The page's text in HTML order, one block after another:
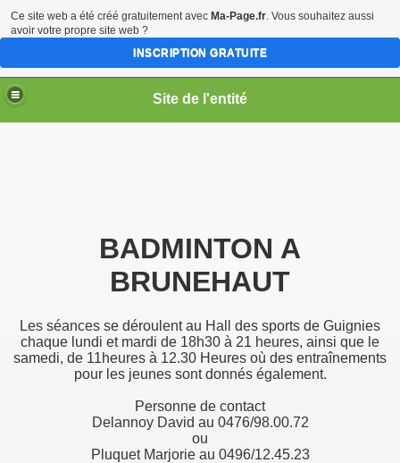
Site de l'entité
BADMINTON A
BRUNEHAUT
Les séances se déroulent au Hall des sports de Guignies
chaque lundi et mardi de 18h30 à 21 heures, ainsi que le
samedi, de 11heures à 12.30 Heures où des entraînements
pour les jeunes sont donnés également.
Personne de contact
Delannoy David au 0476/98.00.72
ou
Pluquet Marjorie au 0496/12.45.23
Ce site web a été créé gratuitement avec Ma-Page.fr. Vous souhaitez aussi
avoir votre propre site web ?
INSCRIPTION GRATUITE